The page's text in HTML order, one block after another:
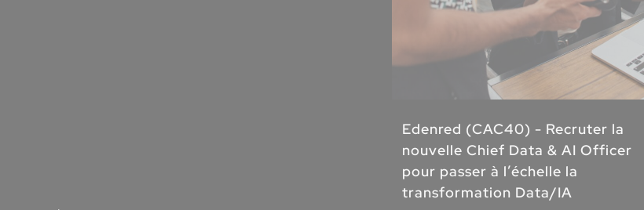
Edenred (CAC40) - Recruter la
nouvelle Chief Data & AI Officer
pour passer à l’échelle la
transformation Data/IA